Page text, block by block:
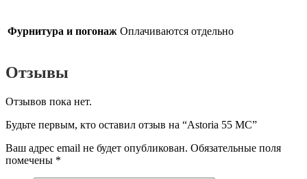
Фурнитура и погонаж Оплачиваются отдельно
Отзывы
Отзывов пока нет.
Будьте первым, кто оставил отзыв на “Astoria 55 МС”
Ваш адрес email не будет опубликован. Обязательные поля
помечены *